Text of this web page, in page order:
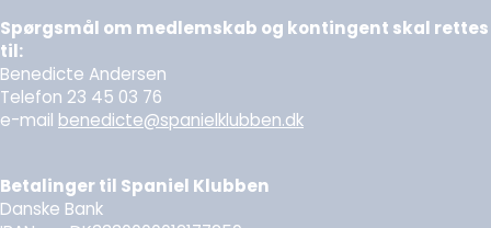
Spørgsmål om medlemskab og kontingent skal rettes
til:
Benedicte Andersen
Telefon 23 45 03 76
e-mail benedicte@spanielklubben.dk
Betalinger til Spaniel Klubben
Danske Bank